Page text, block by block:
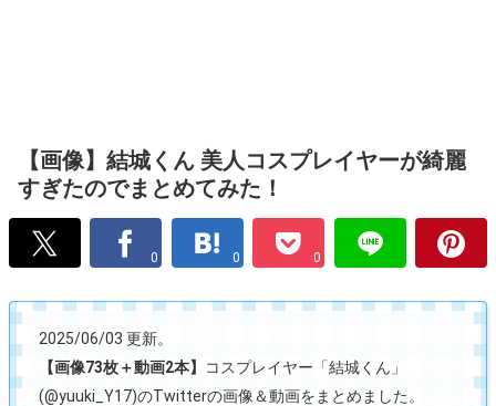
【画像】結城くん 美人コスプレイヤーが綺麗
すぎたのでまとめてみた！
0 0 0
2025/06/03 更新。
【画像73枚＋動画2本】
コスプレイヤー「結城くん」
(@yuuki_Y17)のTwitterの画像＆動画をまとめました。